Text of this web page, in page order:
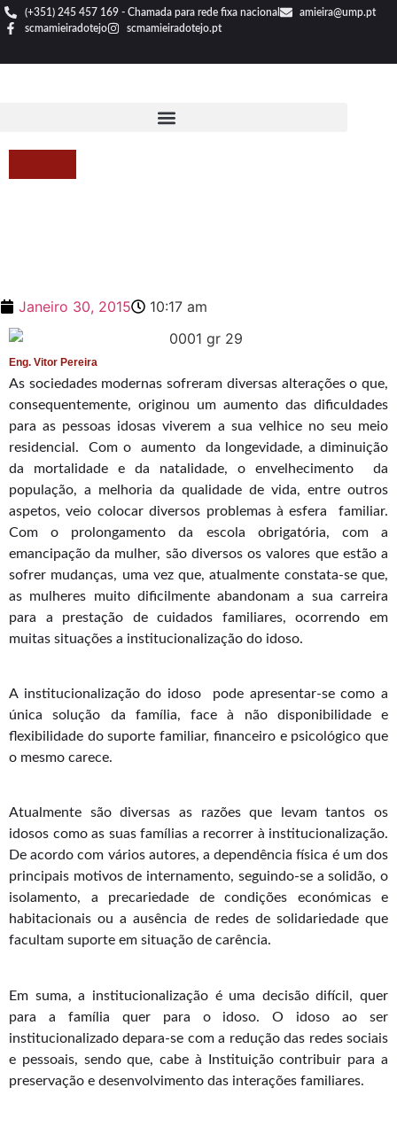
(+351) 245 457 169 - Chamada para rede fixa nacional
amieira@ump.pt
scmamieiradotejo
scmamieiradotejo.pt
Janeiro 30, 2015 10:17 am
Eng. Vitor Pereira
As sociedades modernas sofreram diversas alterações o que,
consequentemente, originou um aumento das dificuldades
para as pessoas idosas viverem a sua velhice no seu meio
residencial. Com o aumento da longevidade, a diminuição
da mortalidade e da natalidade, o envelhecimento da
população, a melhoria da qualidade de vida, entre outros
aspetos, veio colocar diversos problemas à esfera familiar.
Com o prolongamento da escola obrigatória, com a
emancipação da mulher, são diversos os valores que estão a
sofrer mudanças, uma vez que, atualmente constata-se que,
as mulheres muito dificilmente abandonam a sua carreira
para a prestação de cuidados familiares, ocorrendo em
muitas situações a institucionalização do idoso.
A institucionalização do idoso pode apresentar-se como a
única solução da família, face à não disponibilidade e
flexibilidade do suporte familiar, financeiro e psicológico que
o mesmo carece.
Atualmente são diversas as razões que levam tantos os
idosos como as suas famílias a recorrer à institucionalização.
De acordo com vários autores, a dependência física é um dos
principais motivos de internamento, seguindo-se a solidão, o
isolamento, a precariedade de condições económicas e
habitacionais ou a ausência de redes de solidariedade que
facultam suporte em situação de carência.
Em suma, a institucionalização é uma decisão difícil, quer
para a família quer para o idoso. O idoso ao ser
institucionalizado depara-se com a redução das redes sociais
e pessoais, sendo que, cabe à Instituição contribuir para a
preservação e desenvolvimento das interações familiares.